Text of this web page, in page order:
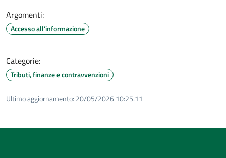
Argomenti:
Accesso all'informazione
Categorie:
Tributi, finanze e contravvenzioni
Ultimo aggiornamento: 20/05/2026 10:25.11